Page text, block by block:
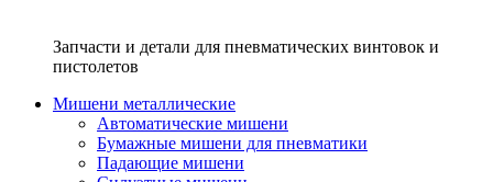
Запчасти и детали для пневматических винтовок и
пистолетов
Мишени металлические
Автоматические мишени
Бумажные мишени для пневматики
Падающие мишени